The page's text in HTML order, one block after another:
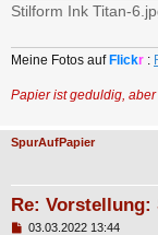
Stilform Ink Titan-
Meine Fotos aufFlickr :
Papier ist geduldig, aber
SpurAufPapier
Re:
B03.03.2022 13:44